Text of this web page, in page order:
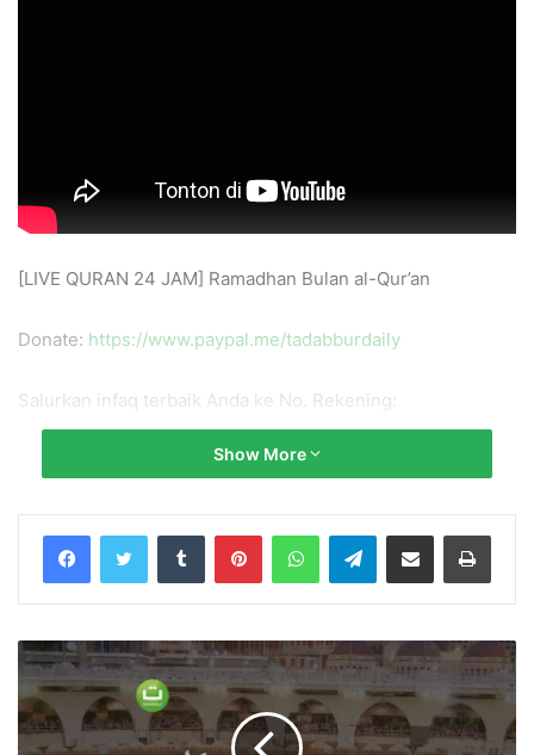
[LIVE QURAN 24 JAM] Ramadhan Bulan al-Qur’an
Donate: https://www.paypal.me/tadabburdaily
Salurkan infaq terbaik Anda ke No. Rekening:
a.n Yayasan Tadabbur Daily
Konfirmasi & Informasi:
+62 852-909090-29
(Admin Yayasan Tadabbur Daily)
©️ TadabburDaily 2022
Show More
Tumblr PinterestWhatsAppTelegramShare via Email Print